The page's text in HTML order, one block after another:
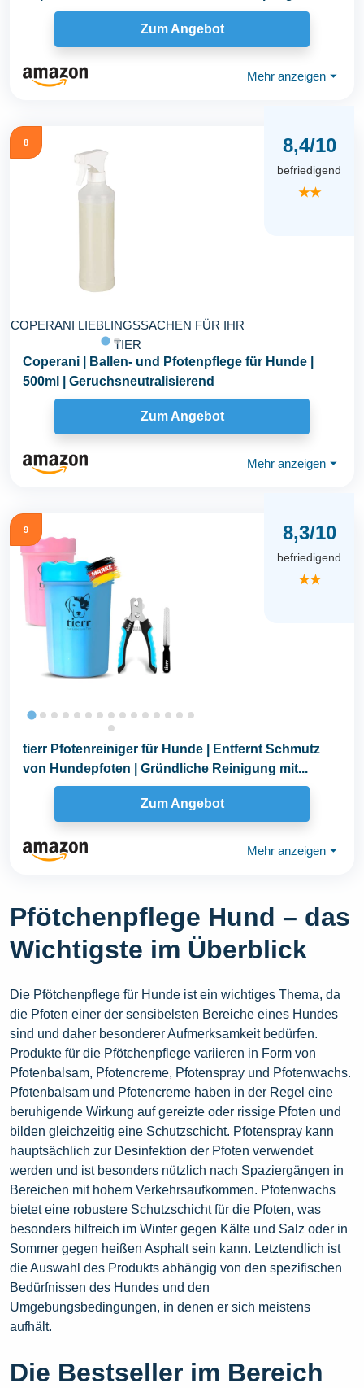
Zum Angebot
Mehr anzeigen ⏷
8
COPERANI LIEBLINGSSACHEN FÜR IHR
TIER
8,4/10
befriedigend
★★
Coperani | Ballen- und Pfotenpflege für Hunde |
500ml | Geruchsneutralisierend
Zum Angebot
Mehr anzeigen ⏷
9 8,3/10
befriedigend
★★
tierr Pfotenreiniger für Hunde | Entfernt Schmutz
von Hundepfoten | Gründliche Reinigung mit...
Zum Angebot
Mehr anzeigen ⏷
Pfötchenpflege Hund – das
Wichtigste im Überblick
Die Pfötchenpflege für Hunde ist ein wichtiges Thema, da
die Pfoten einer der sensibelsten Bereiche eines Hundes
sind und daher besonderer Aufmerksamkeit bedürfen.
Produkte für die Pfötchenpflege variieren in Form von
Pfotenbalsam, Pfotencreme, Pfotenspray und Pfotenwachs.
Pfotenbalsam und Pfotencreme haben in der Regel eine
beruhigende Wirkung auf gereizte oder rissige Pfoten und
bilden gleichzeitig eine Schutzschicht. Pfotenspray kann
hauptsächlich zur Desinfektion der Pfoten verwendet
werden und ist besonders nützlich nach Spaziergängen in
Bereichen mit hohem Verkehrsaufkommen. Pfotenwachs
bietet eine robustere Schutzschicht für die Pfoten, was
besonders hilfreich im Winter gegen Kälte und Salz oder in
Sommer gegen heißen Asphalt sein kann. Letztendlich ist
die Auswahl des Produkts abhängig von den spezifischen
Bedürfnissen des Hundes und den
Umgebungsbedingungen, in denen er sich meistens
aufhält.
Die Bestseller im Bereich